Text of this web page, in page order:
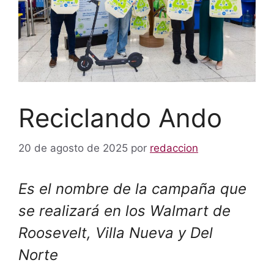
Reciclando Ando
20 de agosto de 2025 por redaccion
Es el nombre de la campaña que
se realizará en los Walmart de
Roosevelt, Villa Nueva y Del
Norte